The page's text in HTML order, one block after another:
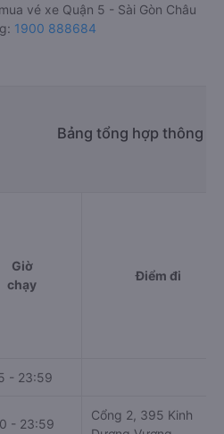
vé xe Quận 5 - Sài Gòn Châu
1900 888684
Bảng tổng hợp thông
Giờ
chạy
Điểm đi
- 23:59
- 23:59
Cổng 2, 395 Kinh